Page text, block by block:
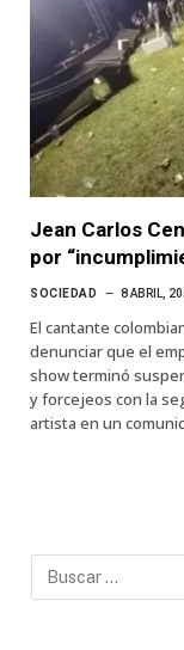
Jean Carlos
por
SOCIEDAD 8 ABRIL,
El cantante
denunciar que el
show terminó
y forcejeos con la
artista en un